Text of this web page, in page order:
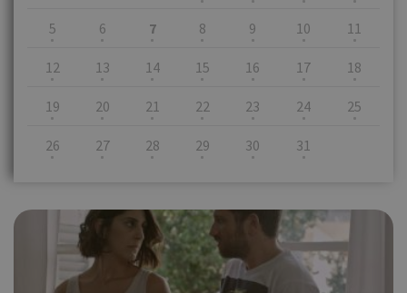
5 6 7 8 9 10 11
12 13 14 15 16 17 18
19 20 21 22 23 24 25
26 27 28 29 30 31